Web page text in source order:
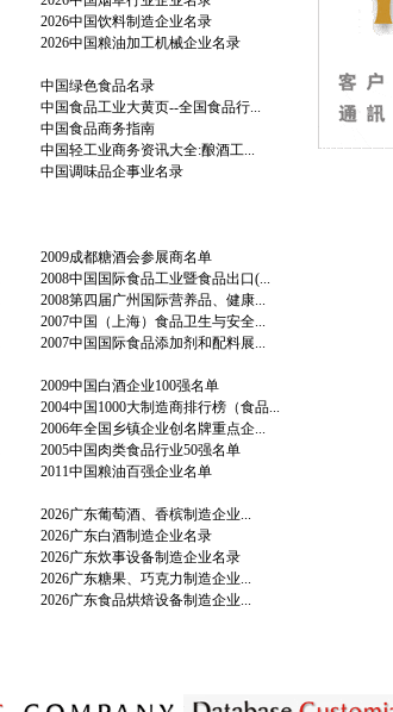
2026中国饮料制造企业名录
2026中国粮油加工机械企业名录
中国绿色食品名录
中国食品工业大黄页--全国食品行...
中国食品商务指南
中国轻工业商务资讯大全:酿酒工...
中国调味品企事业名录
2009成都糖酒会参展商名单
2008中国国际食品工业暨食品出口(...
2008第四届广州国际营养品、健康...
2007中国（上海）食品卫生与安全...
2007中国国际食品添加剂和配料展...
2009中国白酒企业100强名单
2004中国1000大制造商排行榜（食品...
2006年全国乡镇企业创名牌重点企...
2005中国肉类食品行业50强名单
2011中国粮油百强企业名单
2026广东葡萄酒、香槟制造企业...
2026广东白酒制造企业名录
2026广东炊事设备制造企业名录
2026广东糖果、巧克力制造企业...
2026广东食品烘焙设备制造企业...